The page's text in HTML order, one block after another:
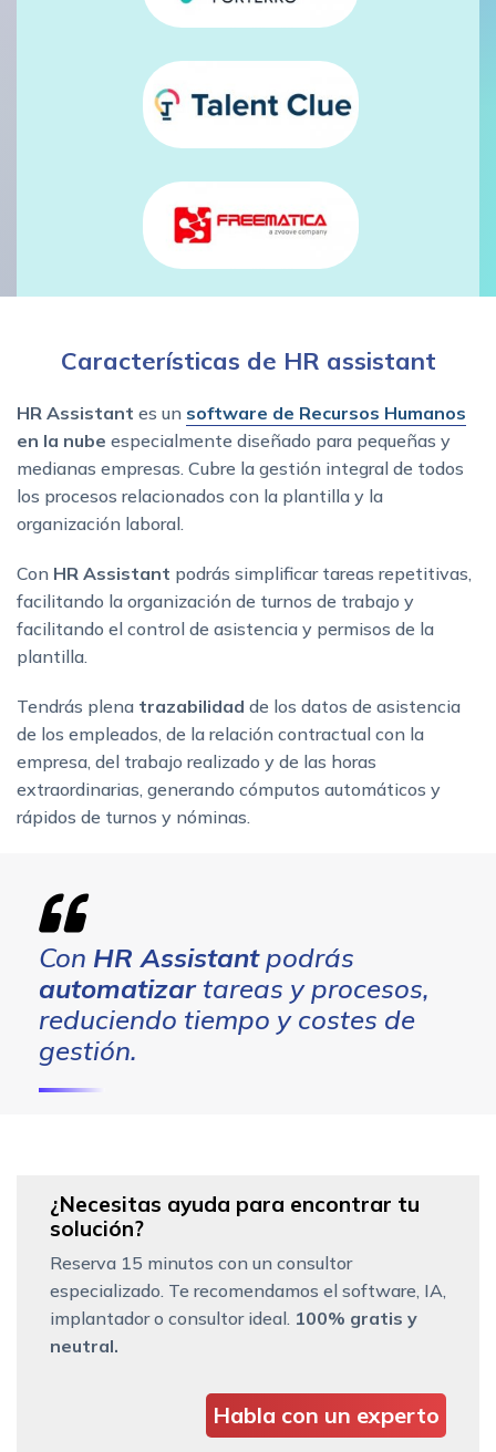
Características de HR assistant
HR Assistant es un software de Recursos Humanos
en la nube especialmente diseñado para pequeñas y
medianas empresas. Cubre la gestión integral de todos
los procesos relacionados con la plantilla y la
organización laboral.
Con HR Assistant podrás simplificar tareas repetitivas,
facilitando la organización de turnos de trabajo y
facilitando el control de asistencia y permisos de la
plantilla.
Tendrás plena trazabilidad de los datos de asistencia
de los empleados, de la relación contractual con la
empresa, del trabajo realizado y de las horas
extraordinarias, generando cómputos automáticos y
rápidos de turnos y nóminas.
Con HR Assistantpodrás
automatizar tareas y procesos,
reduciendo tiempo y costes de
gestión.
¿Necesitas ayuda para encontrar tu
solución?
Reserva 15 minutos con un consultor
especializado. Te recomendamos el software, IA,
implantador o consultor ideal. 100% gratis y
neutral.
Habla con un experto